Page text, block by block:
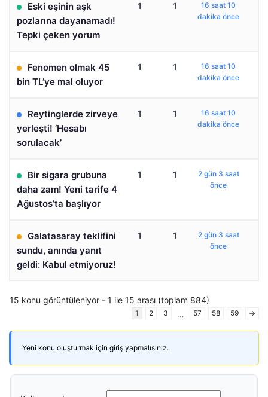
Eski eşinin aşk
pozlarına dayanamadı!
Tepki çeken yorum
1 1
16 saat 10
dakika önce
Fenomen olmak 45
bin TL’ye mal oluyor
1 1
16 saat 10
dakika önce
Reytinglerde zirveye
yerleşti! ‘Hesabı
sorulacak’
1 1
16 saat 10
dakika önce
Bir sigara grubuna
daha zam! Yeni tarife 4
Ağustos’ta başlıyor
1 1
2 gün 3 saat
önce
Galatasaray teklifini
sundu, anında yanıt
geldi: Kabul etmiyoruz!
1 1
2 gün 3 saat
önce
15 konu görüntüleniyor - 1 ile 15 arası (toplam 884)
1 2 3 … 57 58 59 →
Yeni konu oluşturmak için giriş yapmalısınız.